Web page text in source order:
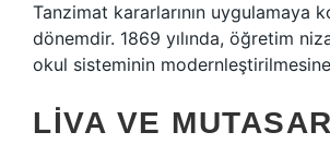
Tanzimat kararlarının uygulamaya
dönemdir. 1869 yılında, öğretim
okul sisteminin modernleştirilmesine
LIVA VE